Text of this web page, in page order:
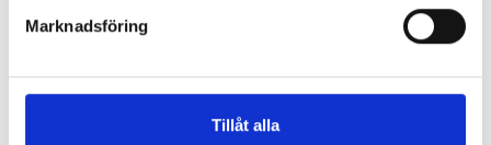
Marknadsföring
Tillåt alla
Matning per tand (fz)
: Polerad O-flute för optisk finish